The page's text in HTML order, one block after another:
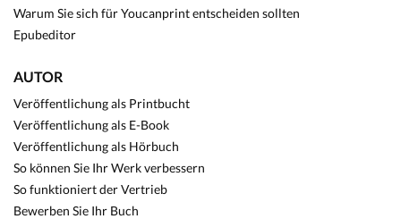
Warum Sie sich für Youcanprint entscheiden sollten
Epubeditor
AUTOR
Veröffentlichung als Printbucht
Veröffentlichung als E-Book
Veröffentlichung als Hörbuch
So können Sie Ihr Werk verbessern
So funktioniert der Vertrieb
Bewerben Sie Ihr Buch